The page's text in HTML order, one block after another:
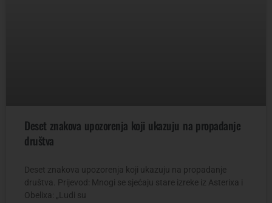
Deset znakova upozorenja koji ukazuju na propadanje
društva
Deset znakova upozorenja koji ukazuju na propadanje
društva. Prijevod: Mnogi se sjećaju stare izreke iz Asterixa i
Obelixa: „Ludi su